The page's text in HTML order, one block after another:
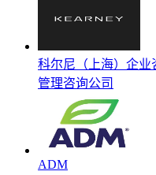
科尔尼（上海）企业
管理咨询公司
ADM